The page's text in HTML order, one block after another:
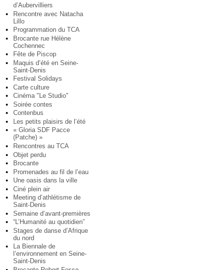
d’Aubervilliers
Rencontre avec Natacha
Lillo
Programmation du TCA
Brocante rue Hélène
Cochennec
Fête de Piscop
Maquis d’été en Seine-
Saint-Denis
Festival Solidays
Carte culture
Cinéma "Le Studio"
Soirée contes
Contenbus
Les petits plaisirs de l’été
« Gloria SDF Pacce
(Patche) »
Rencontres au TCA
Objet perdu
Brocante
Promenades au fil de l’eau
Une oasis dans la ville
Ciné plein air
Meeting d’athlétisme de
Saint-Denis
Semaine d’avant-premières
“L’Humanité au quotidien”
Stages de danse d’Afrique
du nord
La Biennale de
l’environnement en Seine-
Saint-Denis